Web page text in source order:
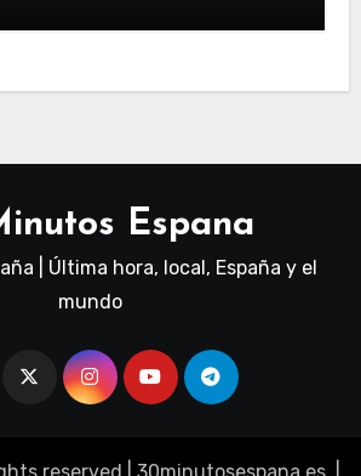
Espana
| Última hora, local, España y el
mundo
reserved 30minutosespana.es